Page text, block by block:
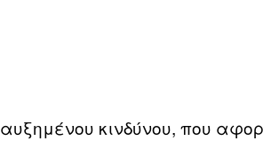
κινδύνου, που